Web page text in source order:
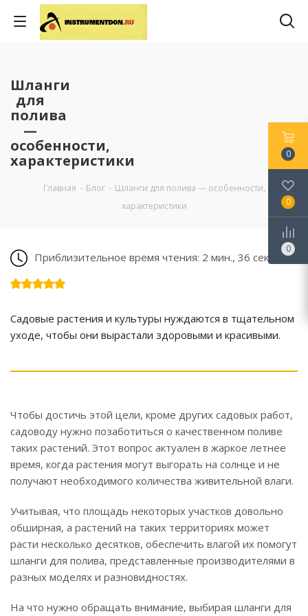
Шланги
для
полива
—
особенности,
характеристики
Главная - Блог - Шланги для полива — особенности,
характеристики
Приблизительное время чтения: 2 мин., 36 сек.
Садовые растения и культуры нуждаются в тщательном
уходе, чтобы они вырастали здоровыми и красивыми.
Чтобы достичь этой цели, кроме других садовых работ,
садоводу нужно позаботиться о качественном поливе
таких растений. Этот вопрос актуален в жаркое летнее
время, когда растения могут выгорать на солнце и не
получают необходимого количества живительной влаги.
Учитывая, что площадь некоторых участков довольно
обширная, а растений на таких территориях может
расти несколько десятков, обеспечить влагой их помогут
шланги для полива, представленные производителями в
разных моделях и разновидностях.
На что нужно обращать внимание, выбирая шланги для
0
0
0